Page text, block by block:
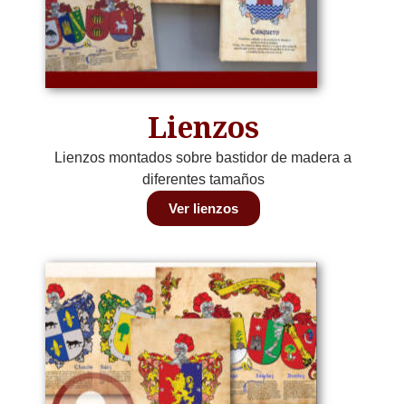
Lienzos
Lienzos montados sobre bastidor de madera a
diferentes tamaños
Ver lienzos